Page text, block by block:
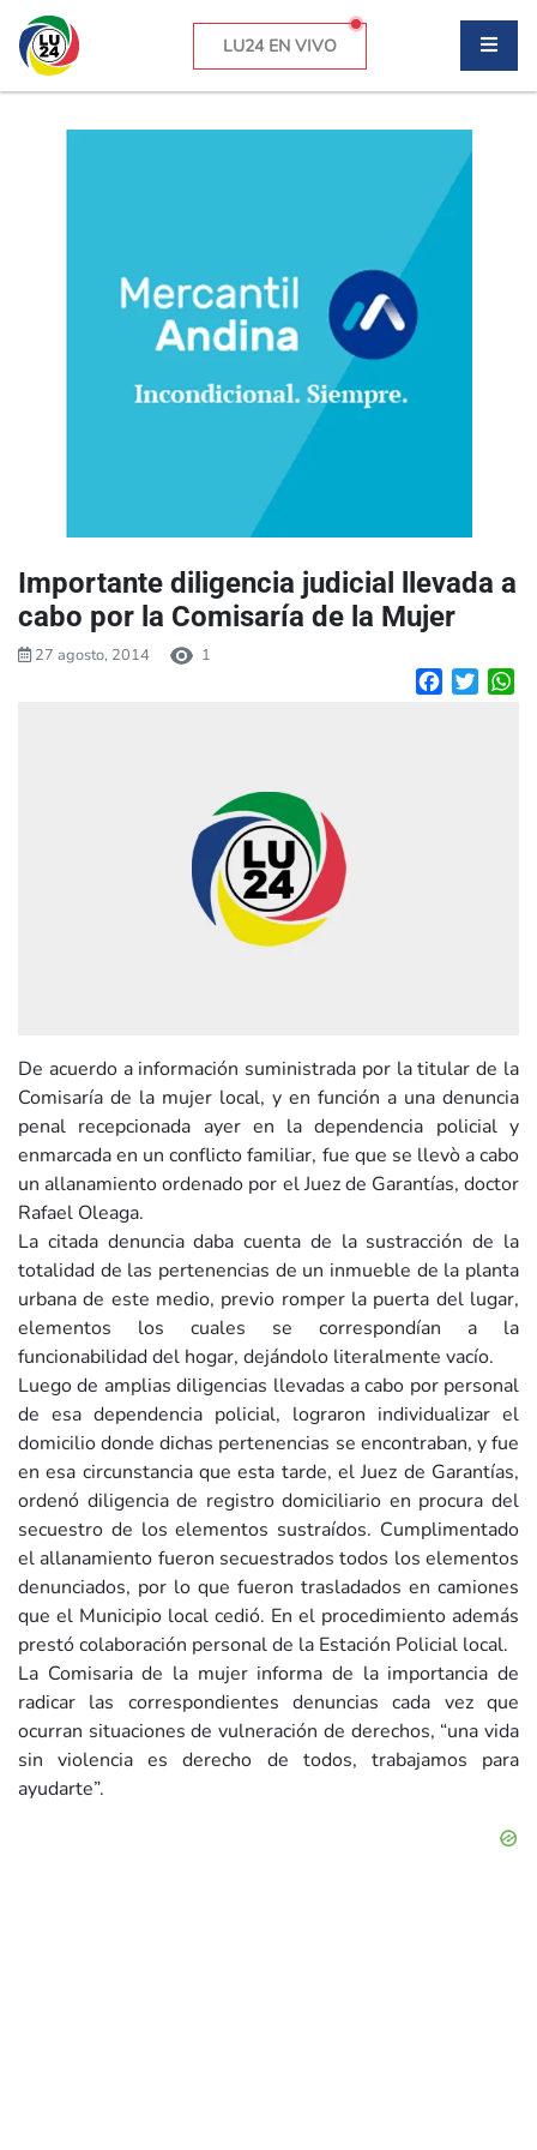
LU24 EN VIVO
Importante diligencia judicial llevada a
cabo por la Comisaría de la Mujer
27 agosto, 2014 1
Facebook
De acuerdo a información suministrada por la titular de la
Comisaría de la mujer local, y en función a una denuncia
penal recepcionada ayer en la dependencia policial y
enmarcada en un conflicto familiar, fue que se llevò a cabo
un allanamiento ordenado por el Juez de Garantías, doctor
Rafael Oleaga.
La citada denuncia daba cuenta de la sustracción de la
totalidad de las pertenencias de un inmueble de la planta
urbana de este medio, previo romper la puerta del lugar,
elementos los cuales se correspondían a la
funcionabilidad del hogar, dejándolo literalmente vacío.
Luego de amplias diligencias llevadas a cabo por personal
de esa dependencia policial, lograron individualizar el
domicilio donde dichas pertenencias se encontraban, y fue
en esa circunstancia que esta tarde, el Juez de Garantías,
ordenó diligencia de registro domiciliario en procura del
secuestro de los elementos sustraídos. Cumplimentado
el allanamiento fueron secuestrados todos los elementos
denunciados, por lo que fueron trasladados en camiones
que el Municipio local cedió. En el procedimiento además
prestó colaboración personal de la Estación Policial local.
La Comisaria de la mujer informa de la importancia de
radicar las correspondientes denuncias cada vez que
ocurran situaciones de vulneración de derechos, “una vida
sin violencia es derecho de todos, trabajamos para
ayudarte”.